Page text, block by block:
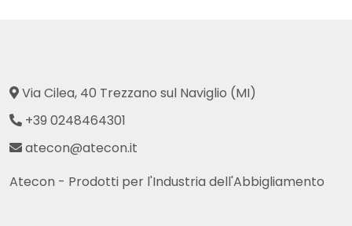
Via Cilea, 40 Trezzano sul Naviglio (MI)
+39 0248464301
atecon@atecon.it
Atecon - Prodotti per l'Industria dell'Abbigliamento